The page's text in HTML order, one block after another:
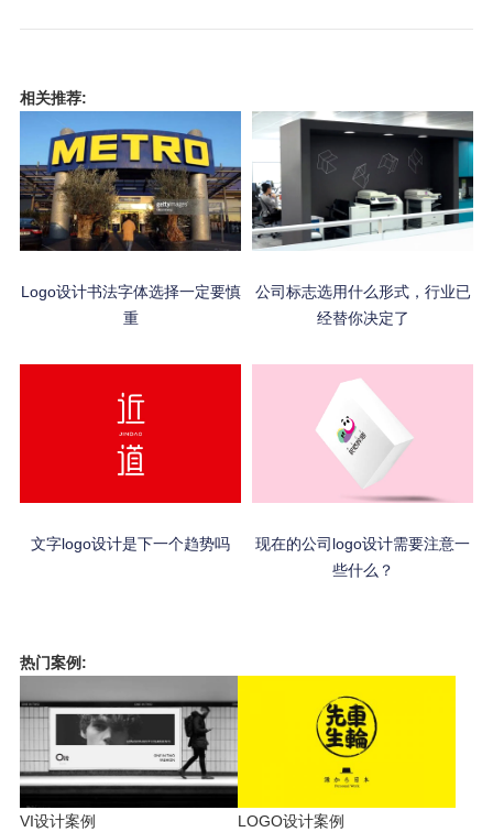
相关推荐:
Logo设计书法字体选择一定要慎
重
公司标志选用什么形式，行业已
经替你决定了
文字logo设计是下一个趋势吗
现在的公司logo设计需要注意一
些什么？
热门案例:
VI设计案例 LOGO设计案例